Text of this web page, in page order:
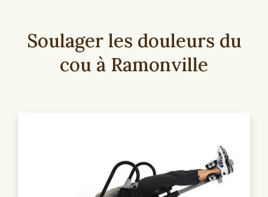
Soulager les douleurs du
cou à Ramonville